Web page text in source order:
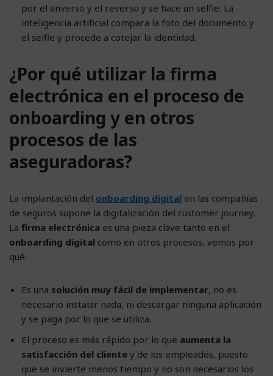
por el anverso y el reverso y se hace un selfie. La
inteligencia artificial compara la foto del documento y
el selfie y procede a cotejar la identidad.
¿Por qué utilizar la firma
electrónica en el proceso de
onboarding y en otros
procesos de las
aseguradoras?
La implantación del onboarding digital en las compañías
de seguros supone la digitalización del customer journey.
La firma electrónica es una pieza clave tanto en el
onboarding digital como en otros procesos, vemos por
qué:
Es una solución muy fácil de implementar, no es
necesario instalar nada, ni descargar ninguna aplicación
y se paga por lo que se utiliza.
El proceso es más rápido por lo que aumenta la
satisfacción del cliente y de los empleados, puesto
que se invierte menos tiempo y no son necesarios los